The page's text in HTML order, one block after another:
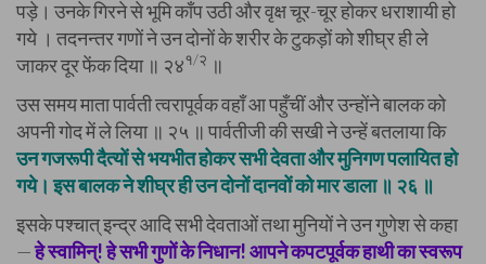
पड़े। उनके गिरने से भूमि काँप उठी और वृक्ष चूर-चूर होकर धराशायी हो
गये । तदनन्तर गणों ने उन दोनों के शरीर के टुकड़ों को शीघ्र ही ले
जाकर दूर फेंक दिया ॥ २४१/२ ॥
उस समय माता पार्वती त्वरापूर्वक वहाँ आ पहुँचीं और उन्होंने बालक को
अपनी गोद में ले लिया ॥ २५ ॥ पार्वतीजी की सखी ने उन्हें बतलाया कि
उन गजरूपी दैत्यों से भयभीत होकर सभी देवता और मुनिगण पलायित हो
गये। इस बालक ने शीघ्र ही उन दोनों दानवों को मार डाला ॥ २६ ॥
इसके पश्चात् इन्द्र आदि सभी देवताओं तथा मुनियों ने उन गुणेश से कहा
—हे स्वामिन्! हे सभी गुणों के निधान! आपने कपटपूर्वक हाथी का स्वरूप